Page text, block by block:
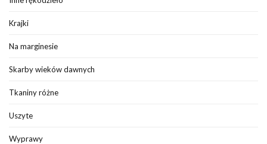
Krajki
Na marginesie
Skarby wieków dawnych
Tkaniny różne
Uszyte
Wyprawy